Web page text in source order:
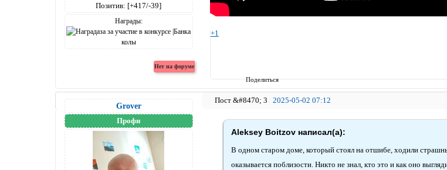
Поделиться
Позитив: [+417/-39]
Награды:
+1
3 2025-05-02 07:12
Grover
Профи
Aleksey Boitzov написал(а):
В одном старом доме, который стоял на отшибе, ходили
оказывается поблизости. Никто не знал, кто это и как оно